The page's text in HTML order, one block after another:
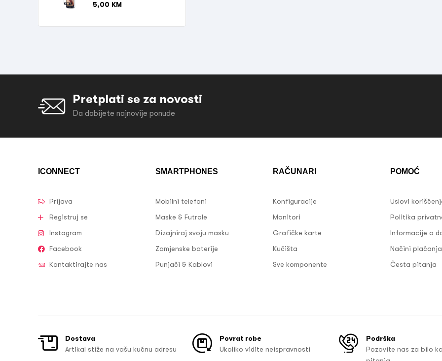
5,00 KM
Pretplati se za novosti
Da dobijete najnovije ponude
ICONNECT
Prijava
Registruj se
Instagram
Facebook
Kontaktirajte nas
SMARTPHONES
Mobilni telefoni
Maske & Futrole
Dizajniraj svoju masku
Zamjenske baterije
Punjači & Kablovi
RAČUNARI
Konfiguracije
Monitori
Grafičke karte
Kućišta
Sve komponente
POMOĆ
Uslovi
Politika
Informacije o
Načini plaćanja
Česta pitanja
Dostava
Artikal stiže na vašu kućnu adresu
Povrat robe
Ukoliko vidite neispravnosti
Podrška
Pozovite nas za bilo